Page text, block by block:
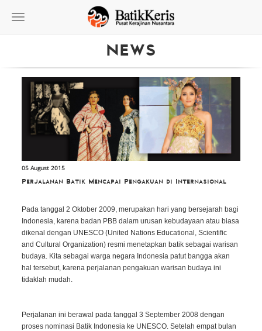
Toggle
NEWS
05 August 2015
Perjalanan Batik Mencapai Pengakuan di Internasional
Pada tanggal 2 Oktober 2009, merupakan hari yang bersejarah bagi
Indonesia, karena badan PBB dalam urusan kebudayaan atau biasa
dikenal dengan UNESCO (United Nations Educational, Scientific
and Cultural Organization) resmi menetapkan batik sebagai warisan
budaya. Kita sebagai warga negara Indonesia patut bangga akan
hal tersebut, karena perjalanan pengakuan warisan budaya ini
tidaklah mudah.
Perjalanan ini berawal pada tanggal 3 September 2008 dengan
proses nominasi Batik Indonesia ke UNESCO. Setelah empat bulan